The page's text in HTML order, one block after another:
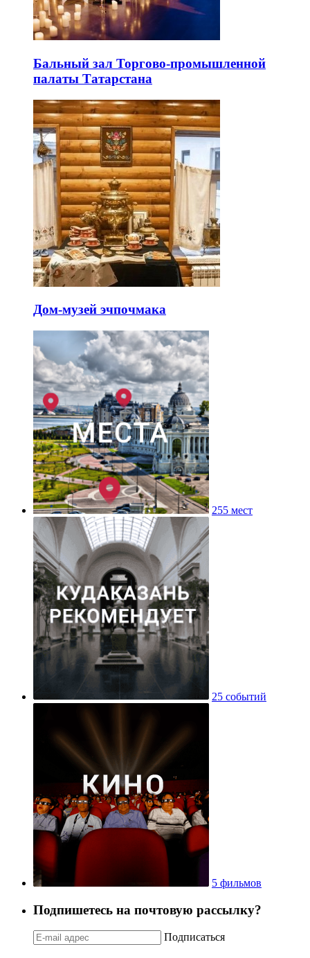
Бальный зал Торгово-промышленной
палаты Татарстана
Дом-музей эчпочмака
255 мест
25 событий
5 фильмов
Подпишетесь на почтовую рассылку?
Подписаться